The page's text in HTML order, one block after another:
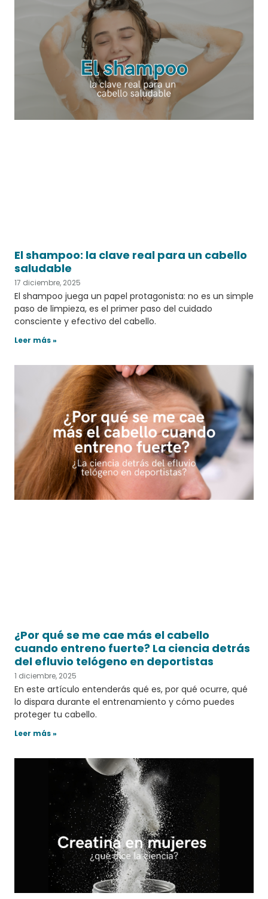
El shampoo: la clave real para un cabello
saludable
17 diciembre, 2025
El shampoo juega un papel protagonista: no es un simple
paso de limpieza, es el primer paso del cuidado
consciente y efectivo del cabello.
Leer más »
¿Por qué se me cae más el cabello
cuando entreno fuerte? La ciencia detrás
del efluvio telógeno en deportistas
1 diciembre, 2025
En este artículo entenderás qué es, por qué ocurre, qué
lo dispara durante el entrenamiento y cómo puedes
proteger tu cabello.
Leer más »